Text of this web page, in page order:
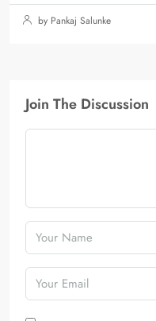
by Pankaj Salunke
Join The Discussion